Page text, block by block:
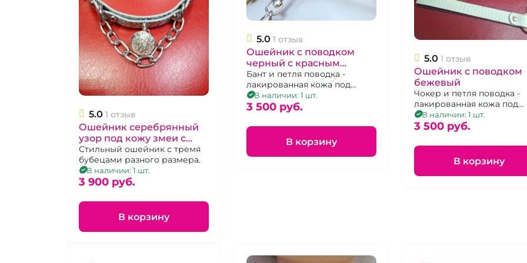
5.0 1 отзыв
Ошейник серебрянный
узор под кожу змеи с
бубенцами
Стильный ошейник с тремя
бубецами разного размера.
В наличии: 1 шт.
3 900 pуб.
В корзину
5.0 1 отзыв
Ошейник с поводком
черный с красным
бантом
Бант и петля поводка -
лакированная кожа под
крокодила, съемный поводок
В наличии: 1 шт.
3 500 pуб.
В корзину
5.0 1 отзыв
Ошейник с поводком
бежевый
Чокер и петля поводка -
лакированная кожа под
крокодила, съемный
- 2 карабина
В наличии: 1 шт.
3 500 pуб.
В корзину